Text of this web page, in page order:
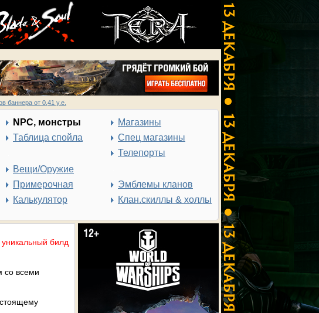
баннера от 0,41 у.е.
NPC, монстры
Таблица спойла
Вещи/Оружие
Примерочная
Калькулятор
Магазины
Спец магазины
Телепорты
Эмблемы кланов
Клан.скиллы & холлы
билд
со всеми